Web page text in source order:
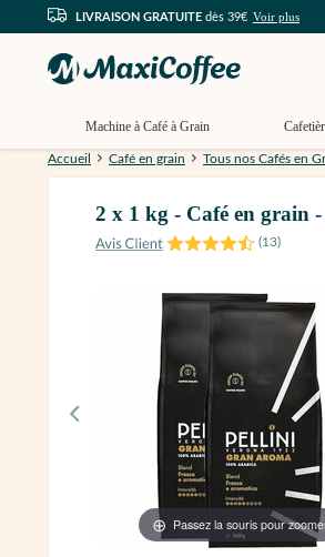
LIVRAISON GRATUITE dès 39€ Voir plus
Machine à Café à Grain
Accueil Café en grain Tous nos Cafés en
2 x 1 kg - Café en
(13)
Passez la souris pour